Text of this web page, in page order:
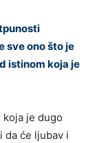
sve ono što je
istinom koja je
koja je dugo
da će ljubav i